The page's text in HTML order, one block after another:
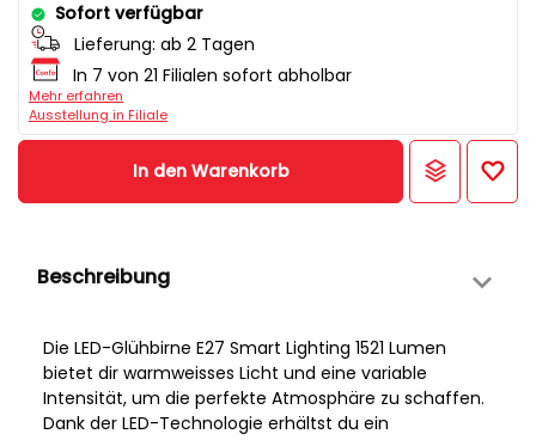
Sofort verfügbar
Lieferung: ab 2 Tagen
In 7 von 21 Filialen sofort abholbar
Mehr erfahren
Ausstellung in Filiale
In den Warenkorb
Beschreibung
Die LED-Glühbirne E27 Smart Lighting 1521 Lumen
bietet dir warmweisses Licht und eine variable
Intensität, um die perfekte Atmosphäre zu schaffen.
Dank der LED-Technologie erhältst du ein